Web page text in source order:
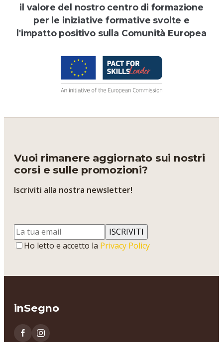
il valore del nostro centro di formazione
per le iniziative formative svolte e
l'impatto positivo sulla Comunità Europea
Vuoi rimanere aggiornato sui nostri
corsi e sulle promozioni?
Iscriviti alla nostra newsletter!
ISCRIVITI
Ho letto e accetto la Privacy Policy
inSegno